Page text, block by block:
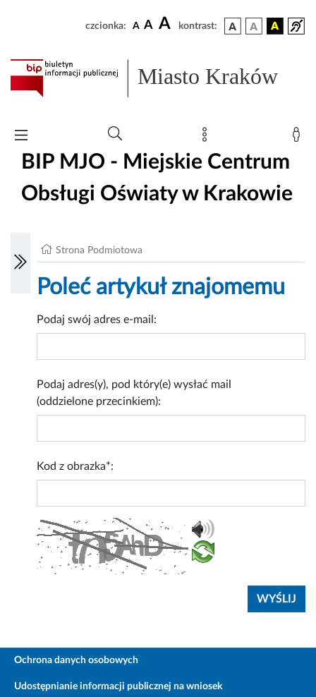
czcionka: A A A kontrast:
Miasto Kraków
BIP MJO - Miejskie Centrum
Obsługi Oświaty w Krakowie
Strona Podmiotowa
Poleć artykuł znajomemu
Podaj swój adres e-mail:
Podaj adres(y), pod który(e) wysłać mail
(oddzielone przecinkiem):
Kod z obrazka*:
Ochrona danych osobowych
Udostępnianie informacji publicznej na wniosek